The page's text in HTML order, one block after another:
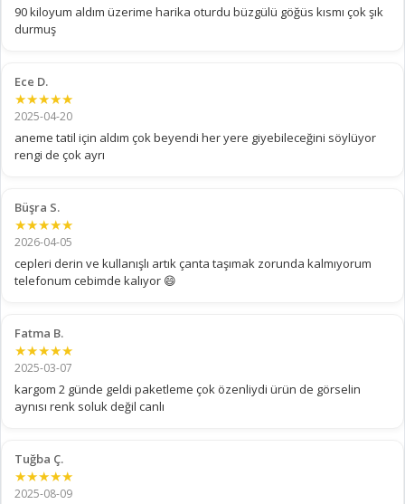
90 kiloyum aldım üzerime harika oturdu büzgülü göğüs kısmı çok şık
durmuş
Ece D.
★★★★★
2025-04-20
aneme tatil için aldım çok beyendi her yere giyebileceğini söylüyor
rengi de çok ayrı
Büşra S.
★★★★★
2026-04-05
cepleri derin ve kullanışlı artık çanta taşımak zorunda kalmıyorum
telefonum cebimde kalıyor 😄
Fatma B.
★★★★★
2025-03-07
kargom 2 günde geldi paketleme çok özenliydi ürün de görselin
aynısı renk soluk değil canlı
Tuğba Ç.
★★★★★
2025-08-09